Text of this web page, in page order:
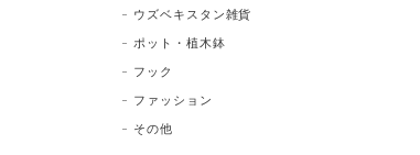
ウズベキスタン雑貨
ポット・植木鉢
フック
ファッション
その他